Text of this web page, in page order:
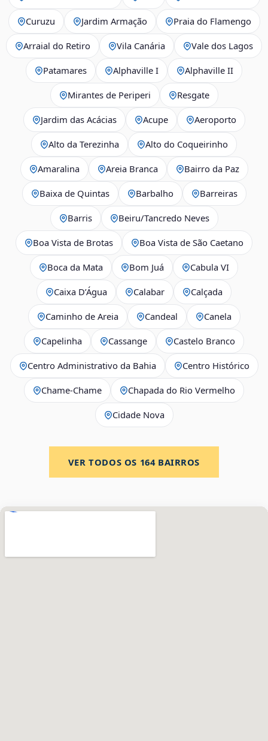
Curuzu Jardim Armação Praia do Flamengo
Arraial do Retiro Vila Canária Vale dos Lagos
Patamares Alphaville I Alphaville II
Mirantes de Periperi Resgate
Jardim das Acácias Acupe Aeroporto
Alto da Terezinha Alto do Coqueirinho
Amaralina Areia Branca Bairro da Paz
Baixa de Quintas Barbalho Barreiras
Barris Beiru/Tancredo Neves
Boa Vista de Brotas Boa Vista de São Caetano
Boca da Mata Bom Juá Cabula VI
Caixa D’Água Calabar Calçada
Caminho de Areia Candeal Canela
Capelinha Cassange Castelo Branco
Centro Administrativo da Bahia Centro Histórico
Chame-Chame Chapada do Rio Vermelho
Cidade Nova
VER TODOS OS 164BAIRROS